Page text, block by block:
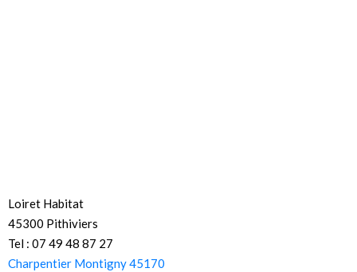
Loiret Habitat
45300 Pithiviers
Tel : 07 49 48 87 27
Charpentier Montigny 45170